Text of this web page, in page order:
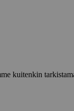
kuitenkin